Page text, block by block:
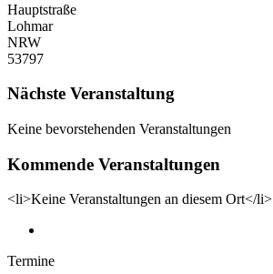
Hauptstraße
Lohmar
NRW
53797
Nächste Veranstaltung
Keine bevorstehenden Veranstaltungen
Kommende Veranstaltungen
<li>Keine Veranstaltungen an diesem Ort</li>
Termine